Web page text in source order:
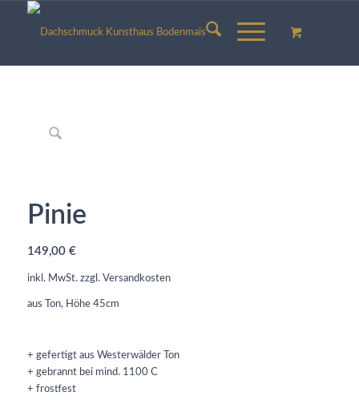
Pinie
149,00 €
inkl. MwSt. zzgl. Versandkosten
aus Ton, Höhe 45cm
+ gefertigt aus Westerwälder Ton
+ gebrannt bei mind. 1100 C
+ frostfest